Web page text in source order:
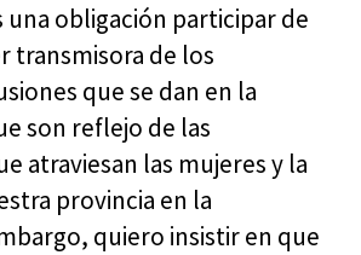
una obligación participar de
transmisora de los
que se dan en la
son reflejo de las
atraviesan las mujeres y la
provincia en la
quiero insistir en que